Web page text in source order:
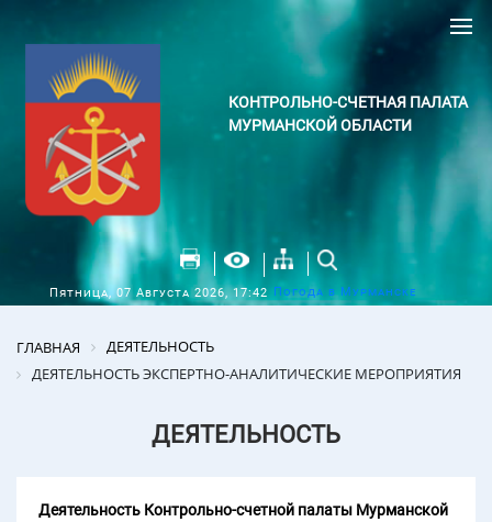
КОНТРОЛЬНО-СЧЕТНАЯ ПАЛАТА
МУРМАНСКОЙ ОБЛАСТИ
Пятница, 07 Августа 2026, 17:42 Погода в Мурманске
ГЛАВНАЯ
ДЕЯТЕЛЬНОСТЬ
ДЕЯТЕЛЬНОСТЬ ЭКСПЕРТНО-АНАЛИТИЧЕСКИЕ МЕРОПРИЯТИЯ
ДЕЯТЕЛЬНОСТЬ
Деятельность Контрольно-счетной палаты Мурманской